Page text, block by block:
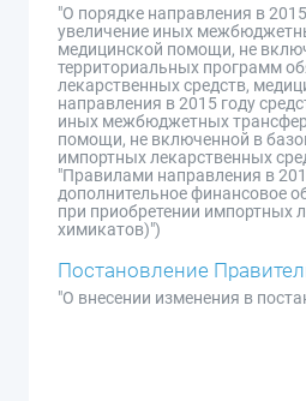
"О порядке направления в
увеличение иных
медицинской помощи, не
территориальных программ
лекарственных средств,
направления в 2015 году
иных межбюджетных
помощи, не включенной в
импортных лекарственных
"Правилами направления в
дополнительное финансовое
при приобретении импортных
химикатов)")
Постановление
"О внесении изменения в